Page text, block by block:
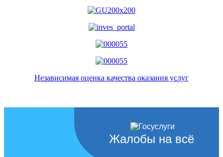
Независимая оценка качества оказания услуг
Жалобы на всё